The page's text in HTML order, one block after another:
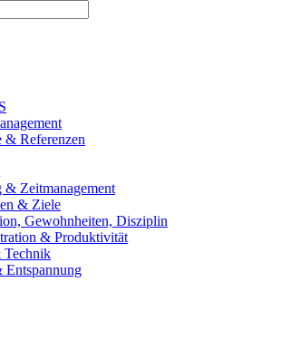
& Referenzen
& Zeitmanagement
& Ziele
Gewohnheiten, Disziplin
& Produktivität
Technik
Entspannung